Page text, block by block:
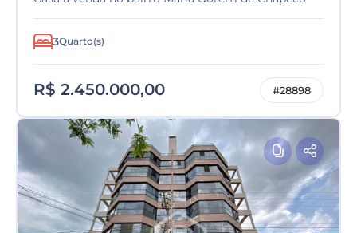
3Quarto(s)
R$ 2.450.000,00 #28898